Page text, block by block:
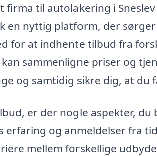
firma til autolakering i
en nyttig platform, der
for at indhente tilbud fra
sammenligne priser og
og samtidig sikre dig, at du
er der nogle aspekter,
erfaring og anmeldelser fra
mellem forskellige